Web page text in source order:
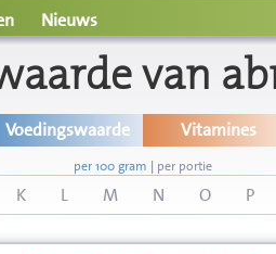
Nieuws
van
Voedingswaarde Vitamines
per 100 gram | per portie
K L M N O P